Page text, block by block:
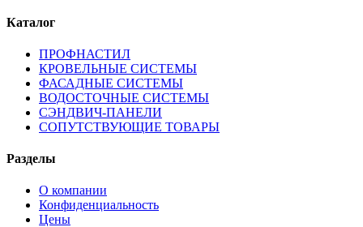
Каталог
ПРОФНАСТИЛ
КРОВЕЛЬНЫЕ СИСТЕМЫ
ФАСАДНЫЕ СИСТЕМЫ
ВОДОСТОЧНЫЕ СИСТЕМЫ
СЭНДВИЧ-ПАНЕЛИ
СОПУТСТВУЮЩИЕ ТОВАРЫ
Разделы
О компании
Конфиденциальность
Цены